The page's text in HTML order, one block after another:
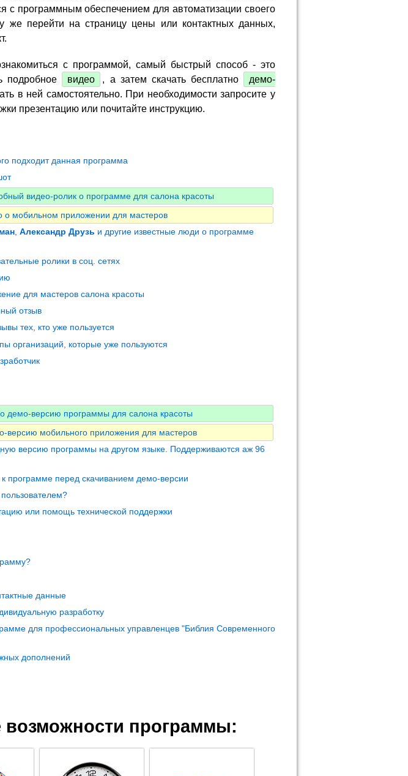
с программным обеспечением для автоматизации своего
же перейти на страницу цены или контактных данных,
с программой, самый быстрый способ - это
подробное
видео , а затем скачать бесплатно
демо-
в ней самостоятельно. При необходимости запросите у
презентацию или почитайте инструкцию.
подходит данная программа
видео-ролик о программе для салона красоты
о мобильном приложении для мастеров
, Александр Друзь и другие известные люди о программе
ролики в соц. сетях
для мастеров салона красоты
отзыв
тех, кто уже пользуется
организаций, которые уже пользуются
демо-версию программы для салона красоты
версию мобильного приложения для мастеров
версию программы на другом языке. Поддерживаются аж 96
к программе перед скачиванием демо-версии
или помощь технической поддержки
данные
разработку
для профессиональных управленцев "Библия Современного
дополнений
программы: